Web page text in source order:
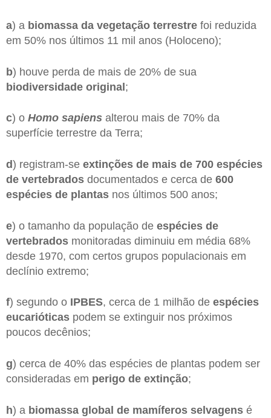
a) a biomassa da vegetação terrestre foi reduzida
em 50% nos últimos 11 mil anos (Holoceno);
b) houve perda de mais de 20% de sua
biodiversidade original;
c) o Homo sapiens alterou mais de 70% da
superfície terrestre da Terra;
d) registram-se extinções de mais de 700 espécies
de vertebrados documentados e cerca de 600
espécies de plantas nos últimos 500 anos;
e) o tamanho da população de espécies de
vertebrados monitoradas diminuiu em média 68%
desde 1970, com certos grupos populacionais em
declínio extremo;
f) segundo o IPBES, cerca de 1 milhão de espécies
eucarióticas podem se extinguir nos próximos
poucos decênios;
g) cerca de 40% das espécies de plantas podem ser
consideradas em perigo de extinção;
h) a biomassa global de mamíferos selvagens é